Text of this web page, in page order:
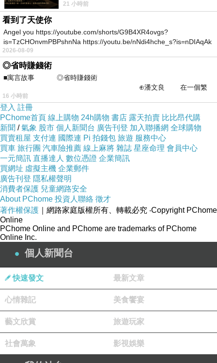
於皇宮內廷裡處理公務已然很多年。房內
21 小時前
看到了天使你
Angel you https://youtube.com/shorts/G9B4XR4ovgs?
is=TzCHOnvmPBPshnNa https://youtu.be/nNdi4hche_s?is=nDIAqAk
2026-08-09
◎省時賺錢術
■寓言故事 ◎省時賺錢術
⊕潘文良 在一個繁
華的商業街上，有兩家傳統
16 小時前
登入 註冊
PChome首頁 線上購物 24h購物 書店 露天拍賣 比比昂代購
新聞 /氣象 股市 個人新聞台 廣告刊登 加入聯播網 全球購物
買賣租屋 支付連 國際連 Pi 拍錢包 旅遊 服務中心
買車 旅行團 汽車險推薦 線上麻將 雜誌 星座命理 會員中心
一元簡訊 直播達人 數位憑證 企業簡訊
買網址 虛擬主機 企業郵件
廣告刊登 隱私權聲明
消費者保護 兒童網路安全
About PChome 投資人聯絡 徵才
著作權保護 ｜網路家庭版權所有、轉載必究 ‧Copyright PChome
Online
PChome Online and PChome are trademarks of PChome
Online Inc.
個人新聞台
快速發文 最新文章
心情雜記 美食饗宴
藝文欣賞 旅遊玩家
社會萬象 影視娛樂